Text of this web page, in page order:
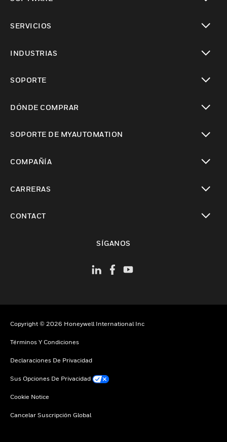
SERVICIOS
INDUSTRIAS
SOPORTE
DÓNDE COMPRAR
SOPORTE DE MYAUTOMATION
COMPAÑÍA
CARRERAS
CONTACT
SÍGANOS
Copyright © 2026 Honeywell International Inc
Términos Y Condiciones
Declaraciones De Privacidad
Sus Opciones De Privacidad
Cookie Notice
Cancelar Suscripción Global